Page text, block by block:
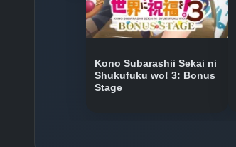
Kono Subarashii Sekai ni
Shukufuku wo! 3: Bonus
Stage